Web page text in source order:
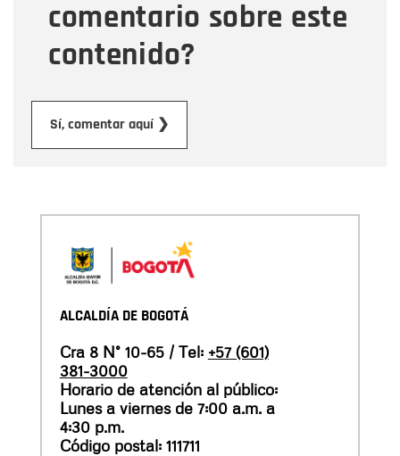
comentario sobre este
contenido?
Sí, comentar aquí ❯
ALCALDÍA DE BOGOTÁ
Cra 8 N° 10-65 / Tel: +57 (601)
381-3000
Horario de atención al público:
Lunes a viernes de 7:00 a.m. a
4:30 p.m.
Código postal: 111711